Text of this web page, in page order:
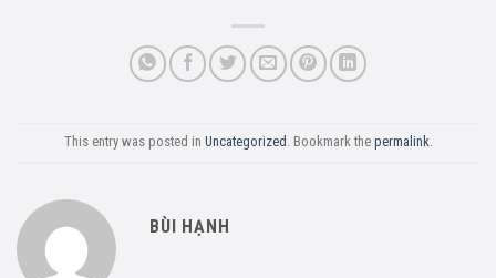
This entry was posted in Uncategorized . Bookmark the permalink.
BÙI HẠNH